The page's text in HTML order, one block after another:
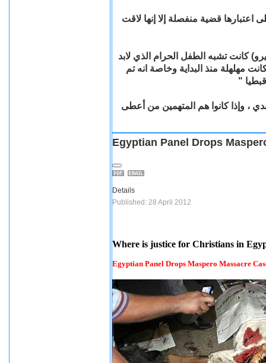
اعتبارها قضية منفصلة إلا إنها لاقت
كانت تشبه الطفل الحرام الذي لابد
مهلهلة منذ البداية وخاصة انه تم
"
المتهمين 3 فقط وبرتبة جندي ، وإذا كانوا هم المتهمين من أعطى
Egyptian Panel Drops
Details
Published: 28 April 2012
Where is justice for Christians in
Egyptian Panel Drops Maspero Massacre